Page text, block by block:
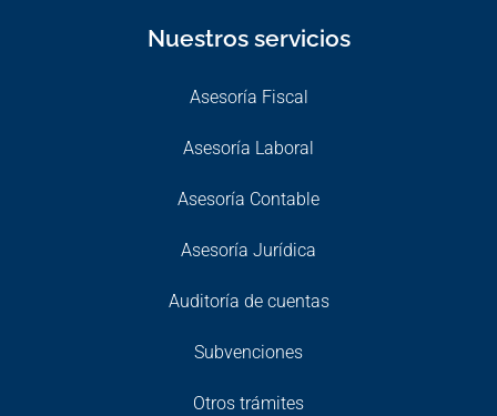
Nuestros servicios
Asesoría Fiscal
Asesoría Laboral
Asesoría Contable
Asesoría Jurídica
Auditoría de cuentas
Subvenciones
Otros trámites